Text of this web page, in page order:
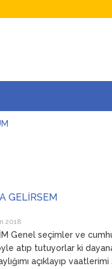
GELİRSEM
2018
Genel seçimler ve
atıp tutuyorlar ki
açıklayıp